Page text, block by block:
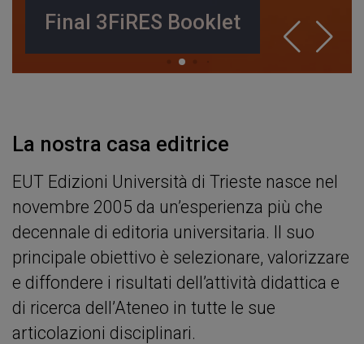
Final 3FiRES Booklet
La nostra casa editrice
EUT Edizioni Università di Trieste nasce nel
novembre 2005 da un’esperienza più che
decennale di editoria universitaria. Il suo
principale obiettivo è selezionare, valorizzare
e diffondere i risultati dell’attività didattica e
di ricerca dell’Ateneo in tutte le sue
articolazioni disciplinari.